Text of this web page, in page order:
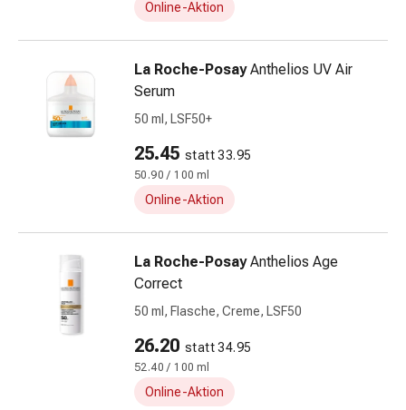
Nase
Magen
&
Durchfall
Hämorrhoiden
Übelkeit
Bauchschmerzen,
Blähungen
Verstopfung
Online-Aktion
La Roche-Posay Anthelios UV Air
Serum
50 ml, LSF50+
25.45 statt 33.95
50.90 / 100 ml
Online-Aktion
La Roche-Posay Anthelios Age
Correct
50 ml, Flasche, Creme, LSF50
26.20 statt 34.95
52.40 / 100 ml
Online-Aktion